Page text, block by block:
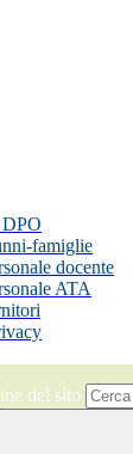
famiglie
docente
ATA
del sito